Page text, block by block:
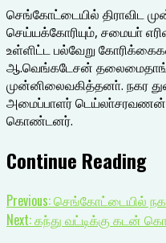
செங்கோட்டையில் திராவிட
செய்யக்கோரியும், சமையா்
உள்ளிட்ட பல்வேறு
ஆ.வெங்கடேசன்
முன்னிலைவகித்தனா். நகர
அமைப்பாளர் டெய்லா்சரவணன்,
கொண்டனர்.
Continue Reading
Previous:செங்கோட்டையில்
Next:கந்து வட்டிக்கு கடன்